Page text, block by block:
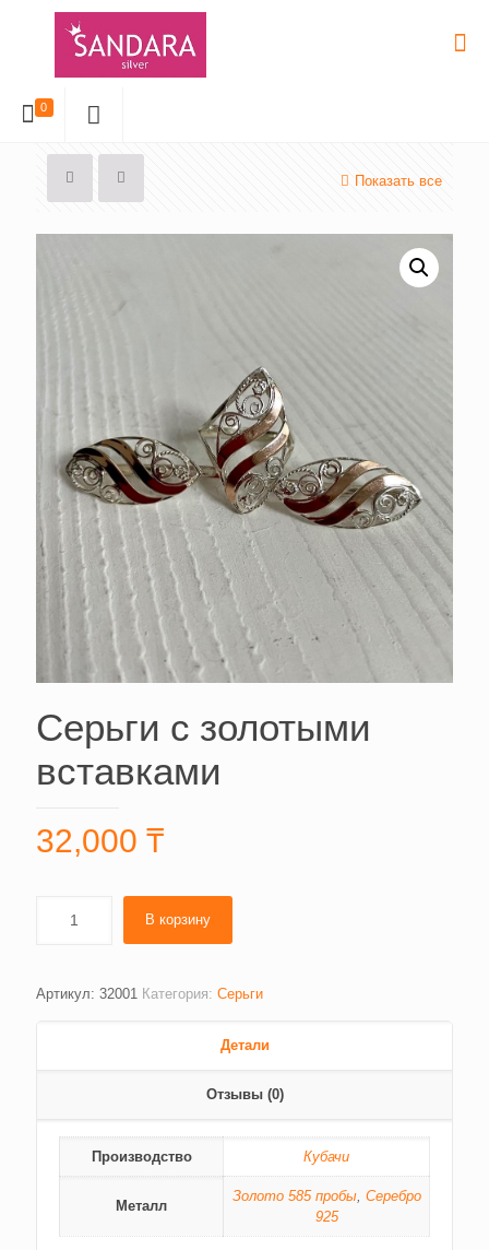
0
Показать все
Серьги с золотыми
вставками
32,000 ₸
В корзину
Артикул: 32001 Категория: Серьги
Детали
Отзывы (0)
Производство Кубачи
Металл
Золото 585 пробы, Серебро
925